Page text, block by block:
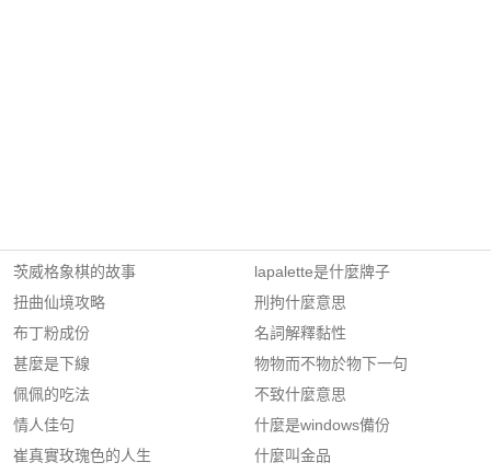
茨威格象棋的故事
扭曲仙境攻略
布丁粉成份
甚麼是下線
佩佩的吃法
情人佳句
崔真實玫瑰色的人生
lapalette是什麼牌子
刑拘什麼意思
名詞解釋黏性
物物而不物於物下一句
不致什麼意思
什麼是windows備份
什麼叫金品